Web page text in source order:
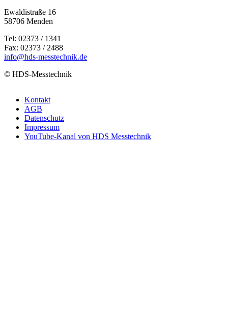
Ewaldistraße 16
58706 Menden
Tel: 02373 / 1341
Fax: 02373 / 2488
info@hds-messtechnik.de
© HDS-Messtechnik
Kontakt
AGB
Datenschutz
Impressum
YouTube-Kanal von HDS Messtechnik